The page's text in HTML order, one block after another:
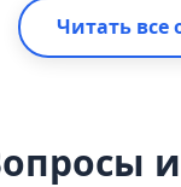
Читать все